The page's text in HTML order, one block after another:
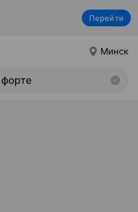
Перейти
Минск